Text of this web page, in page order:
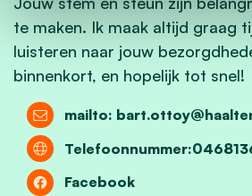
te maken. Ik maak altijd graag
luisteren naar jouw
binnenkort, en hopelijk tot snel!
mailto:
Facebook